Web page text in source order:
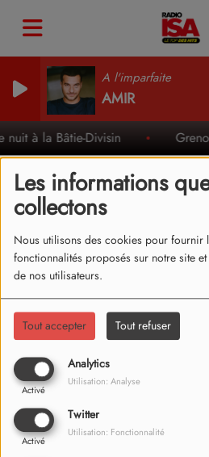
Les informations
collectons
Nous utilisons des cookies pour fournir
fonctionnalités proposés sur notre site
de nos utilisateurs.
Tout accepter Tout refuser
Analytics
Activé
Utilisation: Analyse
Twitter
Activé
Utilisation: Fonctionnalité
A l'imparfaite
AMIR
à la Bâtie-Divisin
FLOYYMENOR
- GATA ONLY